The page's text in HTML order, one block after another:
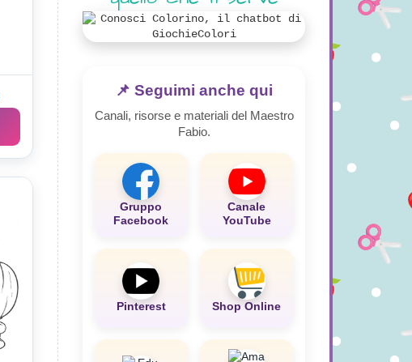
📌 Seguimi anche qui
Canali, risorse e materiali del Maestro
Fabio.
Gruppo
Facebook
Canale
YouTube
Pinterest Shop Online